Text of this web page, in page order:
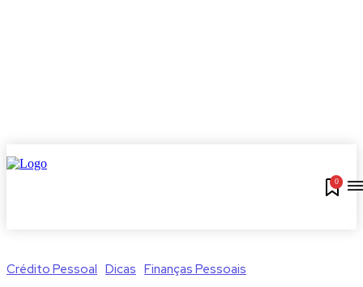
0
Crédito Pessoal Dicas Finanças Pessoais